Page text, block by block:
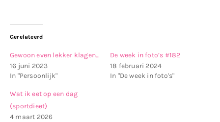
Gerelateerd
Gewoon even lekker klagen…
16 juni 2023
In "Persoonlijk"
De week in foto’s #182
18 februari 2024
In "De week in foto's"
Wat ik eet op een dag
(sportdieet)
4 maart 2026